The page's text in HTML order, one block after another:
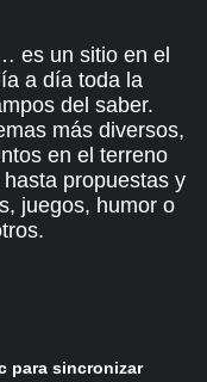
es un sitio en el
a día toda la
del saber.
más diversos,
en el terreno
propuestas y
juegos, humor o
para sincronizar